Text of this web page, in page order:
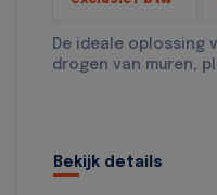
De ideale oplossing
drogen van muren,
Bekijk details